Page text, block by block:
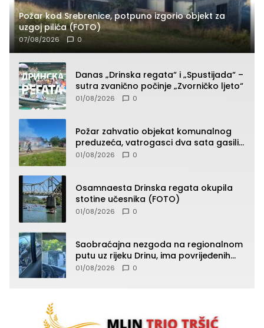
Požar kod Srebrenice, potpuno izgorio objekt za
uzgoj pilića (FOTO)
07/08/2026 0
Danas „Drinska regata“ i „Spustijada“ –
sutra zvanično počinje „Zvorničko ljeto“
01/08/2026 0
Požar zahvatio objekat komunalnog
preduzeća, vatrogasci dva sata gasili
vatru (FOTO)
01/08/2026 0
Osamnaesta Drinska regata okupila
stotine učesnika (FOTO)
01/08/2026 0
Saobraćajna nezgoda na regionalnom
putu uz rijeku Drinu, ima povrijeđenih
lica (FOTO)
01/08/2026 0